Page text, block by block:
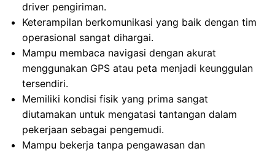
driver pengiriman.
Keterampilan berkomunikasi yang baik dengan tim
operasional sangat dihargai.
Mampu membaca navigasi dengan akurat
menggunakan GPS atau peta menjadi keunggulan
tersendiri.
Memiliki kondisi fisik yang prima sangat
diutamakan untuk mengatasi tantangan dalam
pekerjaan sebagai pengemudi.
Mampu bekerja tanpa pengawasan dan